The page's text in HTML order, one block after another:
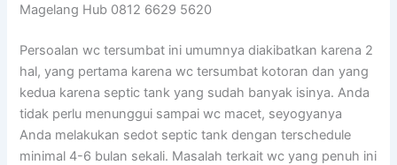
Magelang Hub 0812 6629 5620
Persoalan wc tersumbat ini umumnya diakibatkan karena 2
hal, yang pertama karena wc tersumbat kotoran dan yang
kedua karena septic tank yang sudah banyak isinya. Anda
tidak perlu menunggui sampai wc macet, seyogyanya
Anda melakukan sedot septic tank dengan terschedule
minimal 4-6 bulan sekali. Masalah terkait wc yang penuh ini